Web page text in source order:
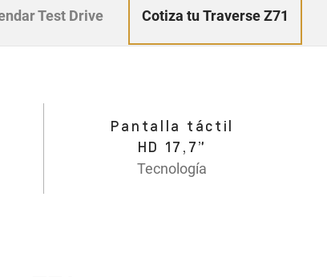
Test Drive Cotiza tu Traverse Z71
Pantalla táctil
HD 17,7”
Tecnología